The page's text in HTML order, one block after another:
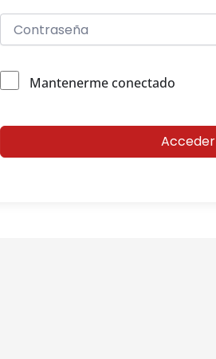
Mantenerme conectado
Acceder